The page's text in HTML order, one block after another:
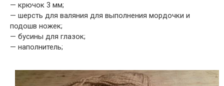
— крючок 3 мм;
— шерсть для валяния для выполнения мордочки и
подошв ножек;
— бусины для глазок;
— наполнитель;